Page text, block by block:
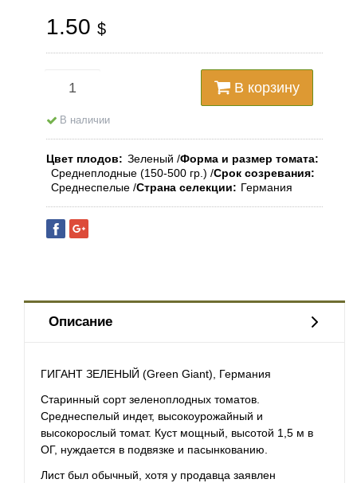
1.50 $
В корзину
В наличии
Цвет плодов Зеленый Форма и размер томата
Среднеплодные (150-500 гр.) Срок созревания
Среднеспелые Страна селекции Германия
Описание
ГИГАНТ ЗЕЛЕНЫЙ (Green Giant), Германия
Старинный сорт зеленоплодных томатов.
Среднеспелый индет, высокоурожайный и
высокорослый томат. Куст мощный, высотой 1,5 м в
ОГ, нуждается в подвязке и пасынкованию.
Лист был обычный, хотя у продавца заявлен